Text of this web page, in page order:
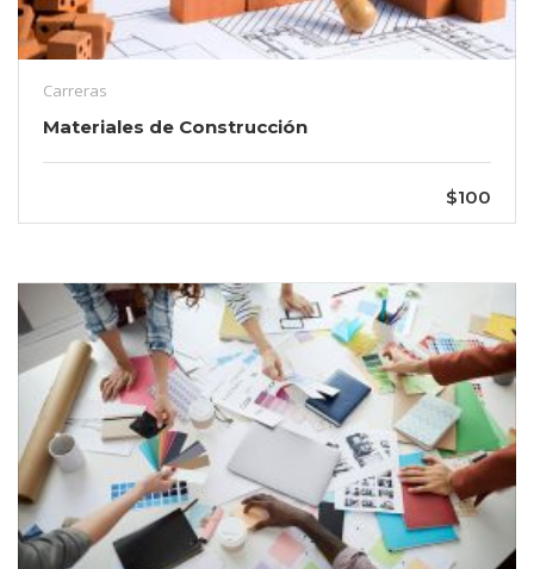
Carreras
Materiales de Construcción
$100